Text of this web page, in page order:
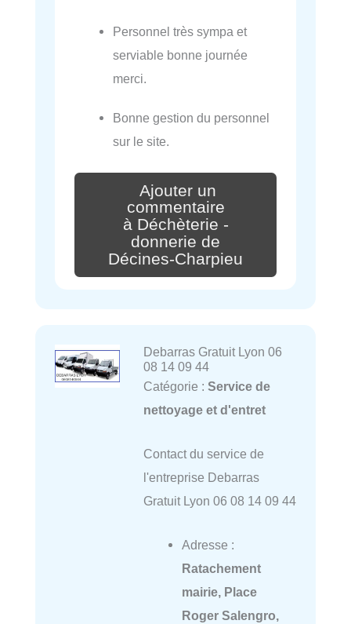
Personnel très sympa et
serviable bonne journée
merci.
Bonne gestion du personnel
sur le site.
Ajouter un
commentaire
à Déchèterie -
donnerie de
Décines-Charpieu
Debarras Gratuit Lyon 06
08 14 09 44
Catégorie : Service de
nettoyage et d'entret
Contact du service de
l'entreprise Debarras
Gratuit Lyon 06 08 14 09 44
Adresse :
Ratachement
mairie, Place
Roger Salengro,